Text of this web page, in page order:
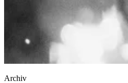
Archiv